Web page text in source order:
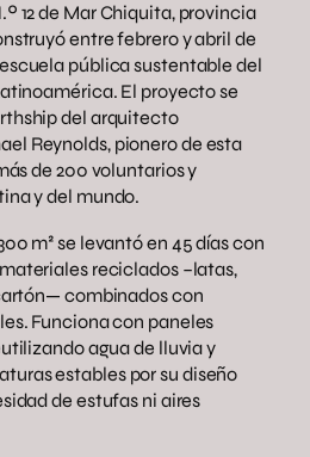
12 de Mar Chiquita, provincia
entre febrero y abril de
pública sustentable del
El proyecto se
del arquitecto
Reynolds, pionero de esta
de 200 voluntarios y
y del mundo.
m² se levantó en 45 días con
reciclados –latas,
combinados con
Funciona con paneles
agua de lluvia y
estables por su diseño
de estufas ni aires